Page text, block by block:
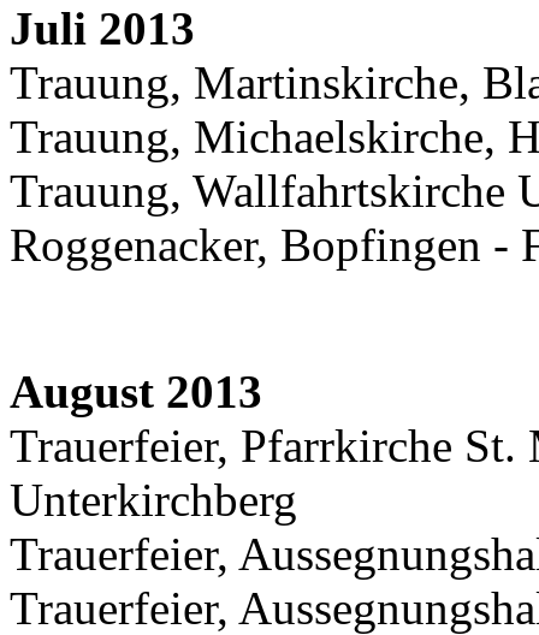
Juli 2013
Trauung, Martinskirche,
Trauung, Michaelskirche,
Trauung, Wallfahrtskirche
Roggenacker, Bopfingen -
August 2013
Trauerfeier, Pfarrkirche
Unterkirchberg
Trauerfeier,
Trauerfeier,